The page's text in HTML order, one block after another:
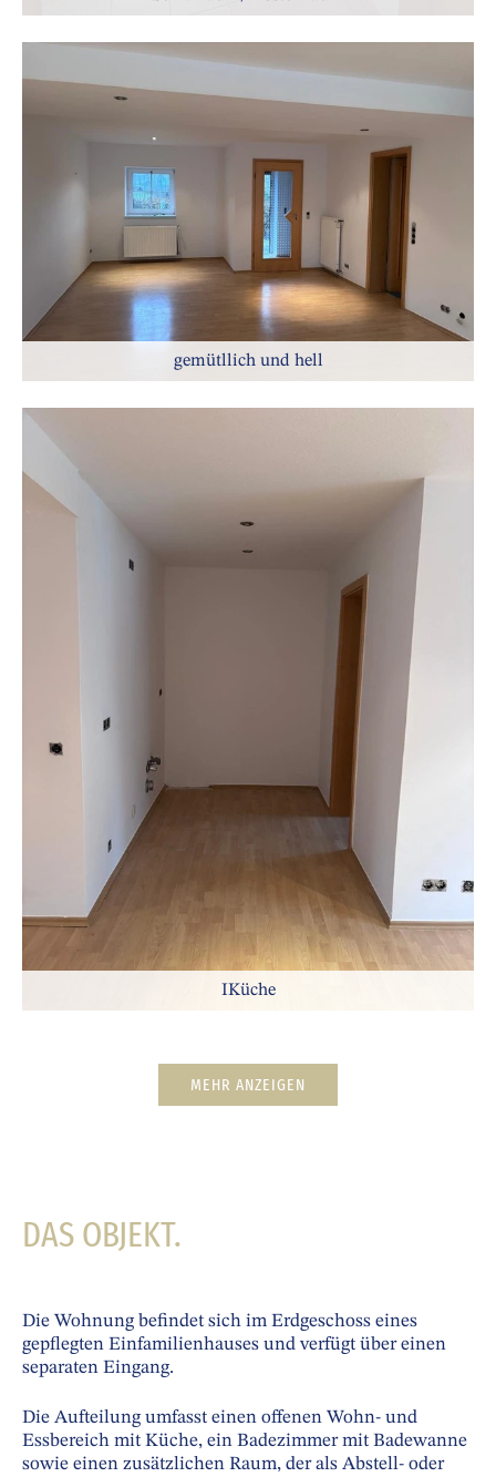
gemütllich und hell
IKüche
MEHR ANZEIGEN
DAS OBJEKT.
Die Wohnung befindet sich im Erdgeschoss eines
gepflegten Einfamilienhauses und verfügt über einen
separaten Eingang.
Die Aufteilung umfasst einen offenen Wohn- und
Essbereich mit Küche, ein Badezimmer mit Badewanne
sowie einen zusätzlichen Raum, der als Abstell- oder